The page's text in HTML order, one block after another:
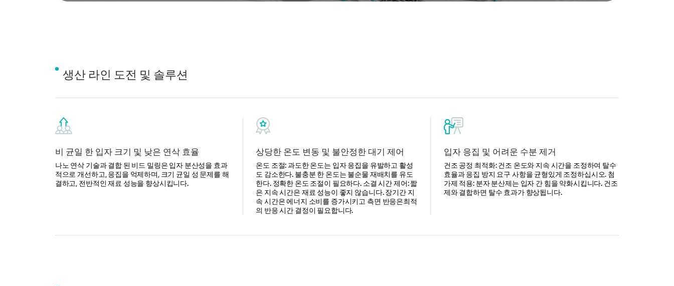
생산 라인 도전 및 솔루션
비 균일 한 입자 크기 및 낮은 연삭 효율
나노 연삭 기술과 결합 된 비드 밀링은 입자 분산성을 효과
적으로 개선하고, 응집을 억제하며, 크기 균일 성 문제를 해
결하고, 전반적인 재료 성능을 향상시킵니다.
상당한 온도 변동 및 불안정한 대기 제어
온도 조절: 과도한 온도는 입자 응집을 유발하고 활성
도 감소한다. 불충분 한 온도는 불순물 재배치를 유도
한다. 정확한 온도 조절이 필요하다. 소결 시간 제어: 짧
은 지속 시간은 재료 성능이 좋지 않습니다. 장기간 지
속 시간은 에너지 소비를 증가시키고 측면 반응은최적
의 반응 시간 결정이 필요합니다.
입자 응집 및 어려운 수분 제거
건조 공정 최적화: 건조 온도와 지속 시간을 조정하여 탈수
효율과 응집 방지 요구 사항을 균형있게 조정하십시오. 첨
가제 적용: 분자 분산제는 입자 간 힘을 약화시킵니다. 건조
제와 결합하면 탈수 효과가 향상됩니다.